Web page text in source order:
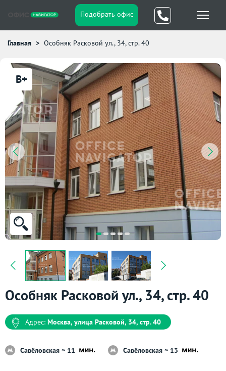
Подобрать офис
Главная Особняк Расковой ул., 34, стр. 40
B+
Особняк Расковой ул., 34, стр. 40
Адрес: Москва, улица Расковой, 34, стр. 40
Савёловская ~ 11 Савёловская ~ 13